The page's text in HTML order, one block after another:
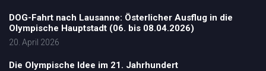
DOG-Fahrt nach Lausanne: Österlicher Ausflug in die
Olympische Hauptstadt (06. bis 08.04.2026)
20. April 2026
Die Olympische Idee im 21. Jahrhundert